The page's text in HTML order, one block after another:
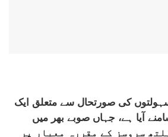
کی صورتحال سے متعلق ایک
آیا ہے، جہاں صوبے بھر میں
ہیلتھ سروسز کے مقررہ معیار پر